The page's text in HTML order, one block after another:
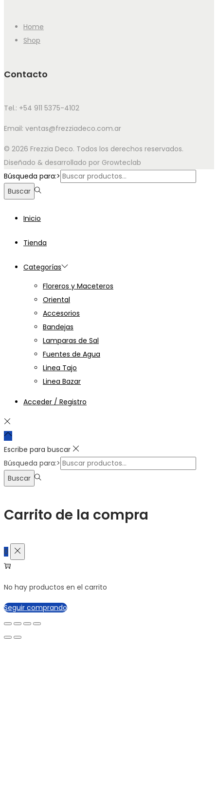
Home
Shop
Contacto
Tel.: +54 911 5375-4102
Email: ventas@frezziadeco.com.ar
© 2026 Frezzia Deco. Todos los derechos reservados.
Diseñado & desarrollado por Growteclab
Búsqueda para:>
Buscar
Inicio
Tienda
Categorías
Floreros y Maceteros
Oriental
Accesorios
Bandejas
Lamparas de Sal
Fuentes de Agua
Linea Tajo
Linea Bazar
Acceder / Registro
Escribe para buscar
Búsqueda para:>
Buscar
Carrito de la compra
0
No hay productos en el carrito
Seguir comprando